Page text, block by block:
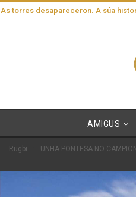
As torres desapareceron. A súa
AMIGUS
Rugbi UNHA PONTESA NO